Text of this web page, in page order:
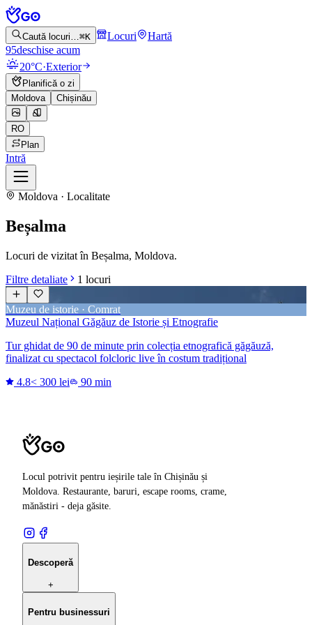
Caută locuri…⌘K Locuri
Hartă
95deschise acum
20°C·Exterior
Planifică o zi
Moldova
Chișinău
RO
Plan
Intră
Moldova · Localitate
Beșalma
Locuri de vizitat în Beșalma, Moldova.
Filtre detaliate
1 locuri
Muzeu de istorie · Comrat
Muzeul Național Găgăuz de Istorie și Etnografie
Tur ghidat de 90 de minute prin colecția etnografică găgăuză,
finalizat cu spectacol folcloric live în costum tradițional
4.8< 300 lei 90 min
Locul potrivit pentru ieșirile tale în Chișinău și
Moldova. Restaurante, baruri, escape rooms, crame,
mănăstiri - deja găsite.
Descoperă
+
Pentru businessuri